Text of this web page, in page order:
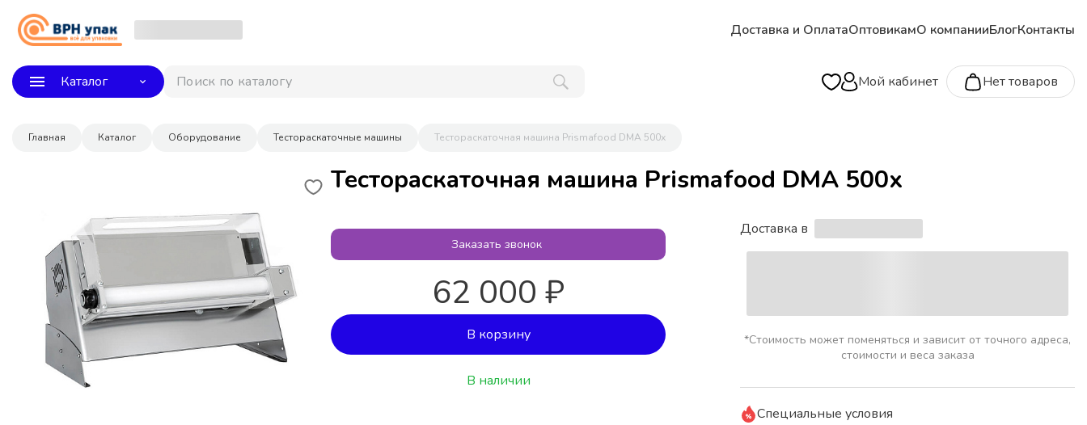
Доставка и ОплатаОптовикамО компанииБлогКонтакты
Каталог Поиск по каталогу Мой кабинет Нет товаров
Главная Каталог Оборудование Тестораскаточные машины Тестораскаточная машина Prismafood DMA 500х
Тестораскаточная машина Prismafood DMA 500х
Заказать звонок
62 000 ₽
В корзину
В наличии
Доставка в
*Стоимость может поменяться и зависит от точного адреса,
стоимости и веса заказа
Специальные условия